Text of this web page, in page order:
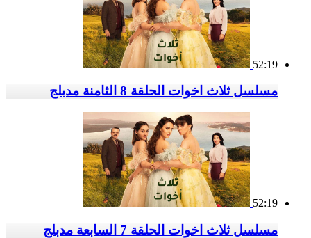
52:19
مسلسل ثلاث اخوات الحلقة 8 الثامنة مدبلج
52:19
مسلسل ثلاث اخوات الحلقة 7 السابعة مدبلج